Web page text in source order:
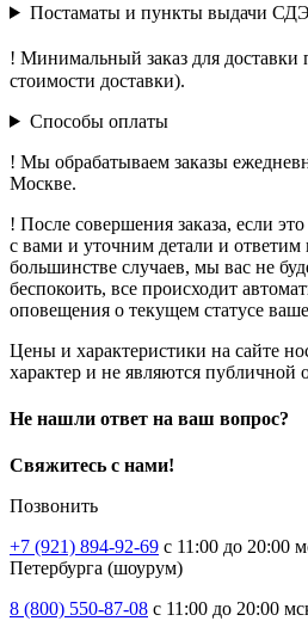
Постаматы и пункты выдачи
! Минимальный заказ для
стоимости доставки).
Способы оплаты
! Мы обрабатываем заказы
Москве.
! После совершения заказа, если
с вами и уточним детали и
большинстве случаев, мы вас не
беспокоить, все происходит
оповещения о текущем статусе
Цены и характеристики на сайте
характер и не являются публичной
Не нашли ответ на ваш вопрос?
Свяжитесь с нами!
Позвонить
+7 (921) 894-92-69 c 11:00 до 20:00
Петербурга (шоурум)
8 (800) 550-87-08 c 11:00 до 20:00